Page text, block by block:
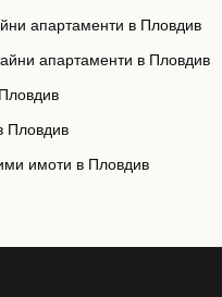
апартаменти в Пловдив
апартаменти в Пловдив
Пловдив
имоти в Пловдив